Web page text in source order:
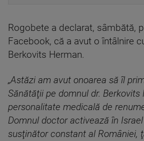
Rogobete a declarat, sâmbătă,
Facebook, că a avut o întâlnire
Berkovits Herman.
„Astăzi am avut onoarea să îl
Sănătăţii pe domnul dr. Berkovits
personalitate medicală de
Domnul doctor activează în
susţinător constant al României,